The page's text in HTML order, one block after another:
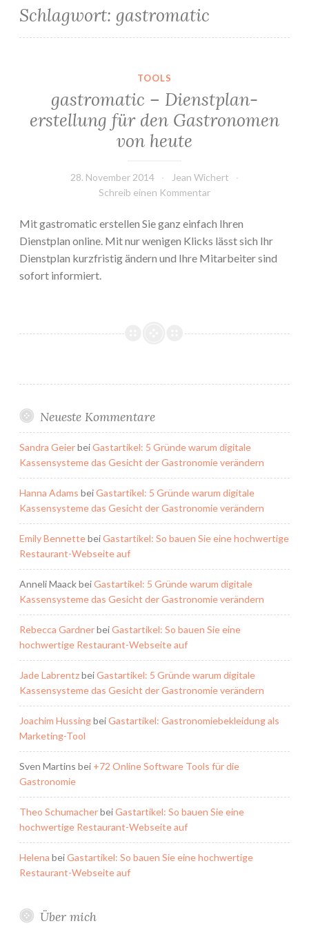
Schlagwort: gastromatic
TOOLS
gastromatic – Dienstplan­
erstellung für den Gastro­nomen
von heute
28. November 2014
Jean Wichert
Schreib einen Kommentar
Mit gastromatic erstellen Sie ganz einfach Ihren
Dienstplan online. Mit nur wenigen Klicks lässt sich Ihr
Dienstplan kurzfristig ändern und Ihre Mitarbeiter sind
sofort informiert.
Neueste Kommentare
Sandra GeierbeiGastartikel: 5 Gründe warum digitale
Kassensysteme das Gesicht der Gastronomie verändern
Hanna Adams beiGastartikel: 5 Gründe warum digitale
Kassensysteme das Gesicht der Gastronomie verändern
Emily BennettebeiGastartikel: So bauen Sie eine hochwertige
Restaurant-Webseite auf
Anneli MaackbeiGastartikel: 5 Gründe warum digitale
Kassensysteme das Gesicht der Gastronomie verändern
Rebecca GardnerbeiGastartikel: So bauen Sie eine
hochwertige Restaurant-Webseite auf
Jade LabrentzbeiGastartikel: 5 Gründe warum digitale
Kassensysteme das Gesicht der Gastronomie verändern
Joachim HussingbeiGastartikel: Gastronomiebekleidung als
Marketing-Tool
Sven Martins bei +72 Online Software Tools für die
Gastronomie
Theo SchumacherbeiGastartikel: So bauen Sie eine
hochwertige Restaurant-Webseite auf
Helena beiGastartikel: So bauen Sie eine hochwertige
Restaurant-Webseite auf
Über mich